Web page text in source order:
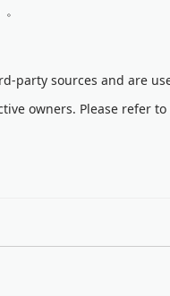
party sources and are
owners. Please refer